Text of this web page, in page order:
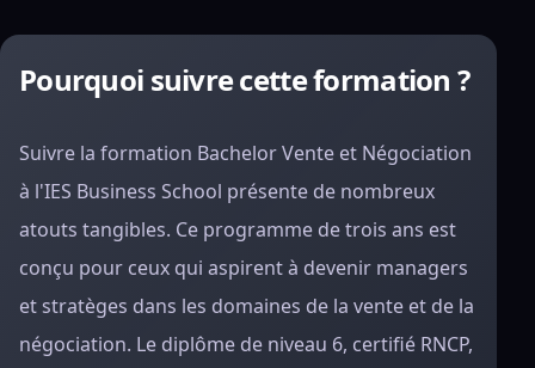
Pourquoi suivre cette formation ?
Suivre la formation Bachelor Vente et Négociation
à l'IES Business School présente de nombreux
atouts tangibles. Ce programme de trois ans est
conçu pour ceux qui aspirent à devenir managers
et stratèges dans les domaines de la vente et de la
négociation. Le diplôme de niveau 6, certifié RNCP,